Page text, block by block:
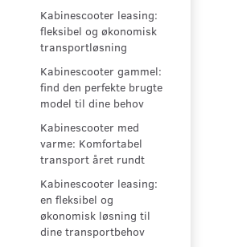
Kabinescooter leasing:
fleksibel og økonomisk
transportløsning
Kabinescooter gammel:
find den perfekte brugte
model til dine behov
Kabinescooter med
varme: Komfortabel
transport året rundt
Kabinescooter leasing:
en fleksibel og
økonomisk løsning til
dine transportbehov